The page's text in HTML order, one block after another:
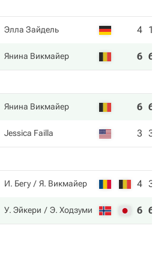
Элла Зайдель 4 1
Янина Викмайер 6 6
Янина Викмайер 6 6
Jessica Failla 3 3
И. Бегу Я. Викмайер 4 3
У. Эйкери Э. Ходзуми 6 6